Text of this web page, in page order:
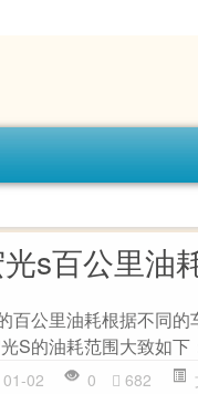
s百公里油
百公里油耗根据不同
S的油耗范围大致如
01-02 0 682